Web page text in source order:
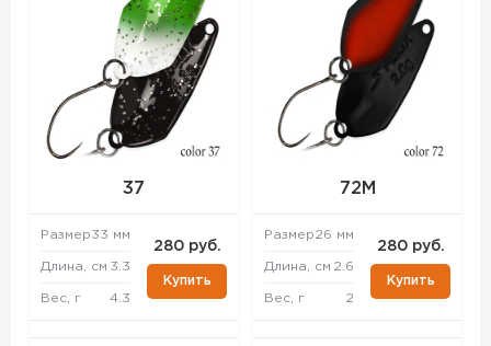
37
Размер33 мм
Длина, см 3.3
Вес, г 4.3
280 руб.
Купить
72M
Размер26 мм
Длина, см 2.6
Вес, г 2
280 руб.
Купить